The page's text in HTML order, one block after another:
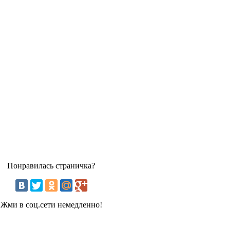
Понравилась страничка?
Жми в соц.сети немедленно!